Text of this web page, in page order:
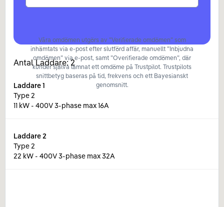
Våra omdömen utgörs av ”Verifierade omdömen” som
inhämtats via e-post efter slutförd affär, manuellt ”Inbjudna
omdömen” via e-post, samt ”Overifierade omdömen”, där
kunder själva lämnat ett omdöme på Trustpilot. Trustpilots
snittbetyg baseras på tid, frekvens och ett Bayesianskt
genomsnitt.
Antal Laddare:2
Laddare1
Type 2
11 kW - 400V 3-phase max 16A
Laddare2
Type 2
22 kW - 400V 3-phase max 32A